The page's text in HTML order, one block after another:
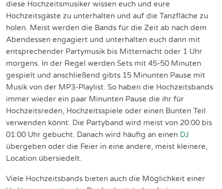
diese Hochzeitsmusiker wissen euch und eure
Hochzeitsgäste zu unterhalten und auf die Tanzfläche zu
holen. Meist werden die Bands für die Zeit ab nach dem
Abendessen engagiert und unterhalten euch dann mit
entsprechender Partymusik bis Mitternacht oder 1 Uhr
morgens. In der Regel werden Sets mit 45-50 Minuten
gespielt und anschließend gibts 15 Minunten Pause mit
Musik von der MP3-Playlist. So haben die Hochzeitsbands
immer wieder ein paar Minunten Pause die ihr für
Hochzeitsreden, Hochzeitsspiele oder einen Bunten Teil
verwenden könnt. Die Partyband wird meist von 20:00 bis
01:00 Uhr gebucht. Danach wird häufig an einen DJ
übergeben oder die Feier in eine andere, meist kleinere,
Location übersiedelt.
Viele Hochzeitsbands bieten auch die Möglichkeit einer